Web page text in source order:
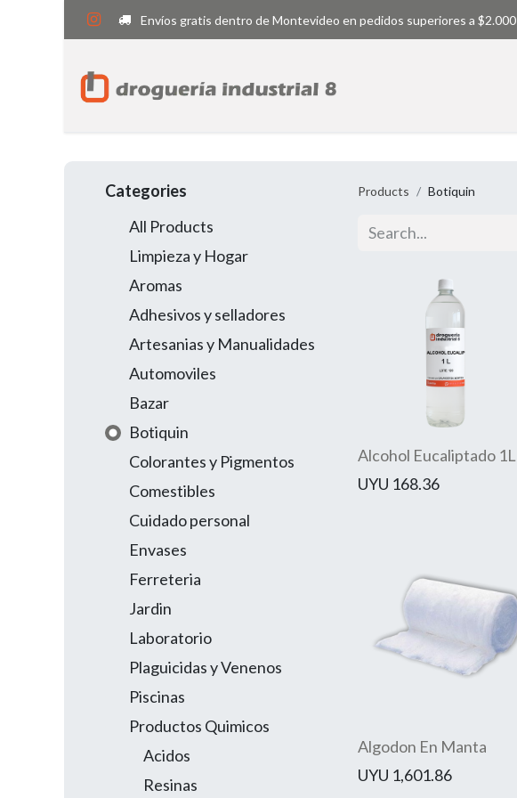
Envíos gratis dentro de Montevideo en pedidos superiores a $2.000
Categories
All Products
Limpieza y Hogar
Aromas
Adhesivos y selladores
Artesanias y Manualidades
Automoviles
Bazar
Botiquin
Colorantes y Pigmentos
Comestibles
Cuidado personal
Envases
Ferreteria
Jardin
Laboratorio
Plaguicidas y Venenos
Piscinas
Productos Quimicos
Acidos
Resinas
Products Botiquin
Alcohol Eucaliptado 1L
UYU 168.36
Algodon En Manta
UYU 1,601.86